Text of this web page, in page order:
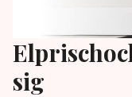
sig